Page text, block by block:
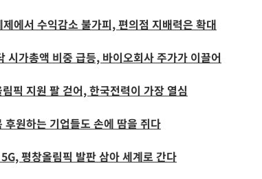
에서 수익감소 불가피, 편의점 지배력은 확대
가총액 비중 급등, 바이오회사 주가가 이끌어
픽 지원 팔 걷어, 한국전력이 가장 열심
원하는 기업들도 손에 땀을 쥐다
평창올림픽 발판 삼아 세계로 간다